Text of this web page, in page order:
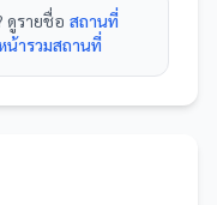
ดูรายชื่อ สถานที่
น้ารวมสถานที่